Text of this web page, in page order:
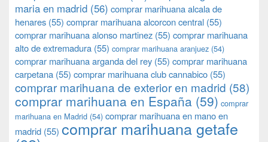
maria en madrid (56) comprar marihuana alcala de
henares (55) comprar marihuana alcorcon central (55)
comprar marihuana alonso martinez (55) comprar marihuana
alto de extremadura (55) comprar marihuana aranjuez (54)
comprar marihuana arganda del rey (55) comprar marihuana
carpetana (55) comprar marihuana club cannabico (55)
comprar marihuana de exterior en madrid (58)
comprar marihuana en España (59) comprar
marihuana en Madrid (54) comprar marihuana en mano en
madrid (55) comprar marihuana getafe